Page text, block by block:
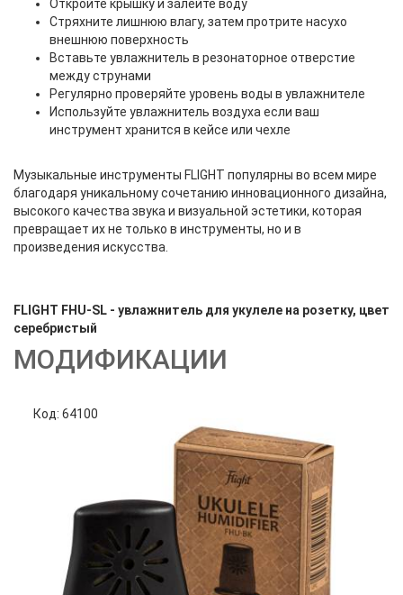
Откройте крышку и залейте воду
Стряхните лишнюю влагу, затем протрите насухо
внешнюю поверхность
Вставьте увлажнитель в резонаторное отверстие
между струнами
Регулярно проверяйте уровень воды в увлажнителе
Используйте увлажнитель воздуха если ваш
инструмент хранится в кейсе или чехле
Музыкальные инструменты FLIGHT популярны во всем мире
благодаря уникальному сочетанию инновационного дизайна,
высокого качества звука и визуальной эстетики, которая
превращает их не только в инструменты, но и в
произведения искусства.
FLIGHT FHU-SL - увлажнитель для укулеле на розетку, цвет
серебристый
МОДИФИКАЦИИ
Код: 64100